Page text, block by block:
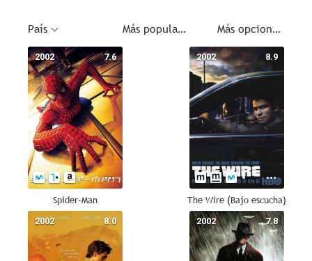
País Más populares Más opciones
7.6
2002
Spider-Man
8.9
2002
The Wire (Bajo escucha)
8.0
2002 7.8
2002